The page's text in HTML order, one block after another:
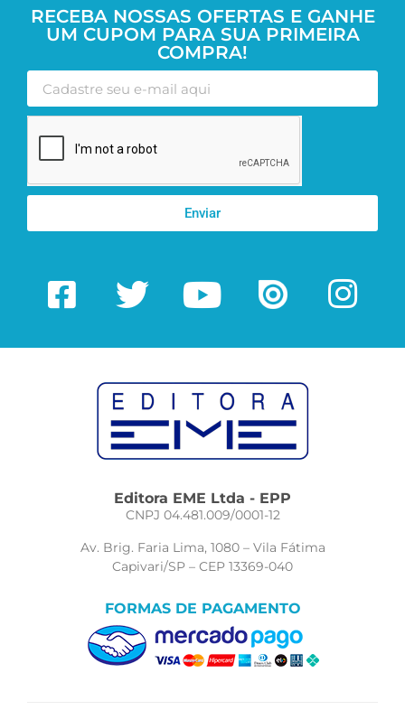
RECEBA NOSSAS OFERTAS E GANHE
UM CUPOM PARA SUA PRIMEIRA
COMPRA!
Enviar
Editora EME Ltda - EPP
CNPJ 04.481.009/0001-12
Av. Brig. Faria Lima, 1080 – Vila Fátima
Capivari/SP – CEP 13369-040
FORMAS DE PAGAMENTO